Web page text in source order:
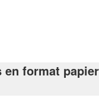
en format